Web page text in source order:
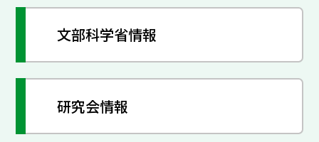
文部科学省情報
研究会情報